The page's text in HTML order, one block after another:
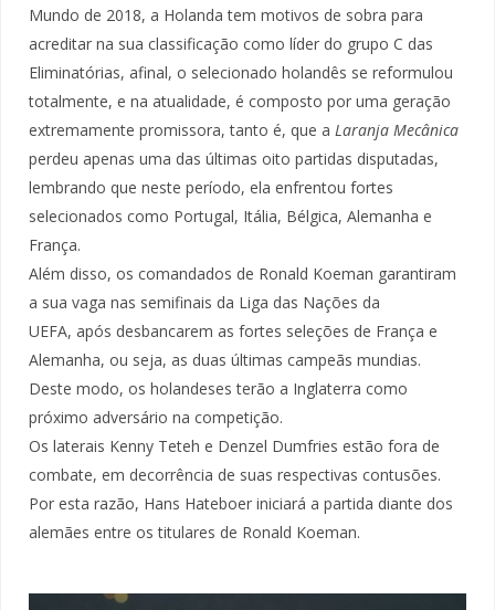
Mundo de 2018, a Holanda tem motivos de sobra para
acreditar na sua classificação como líder do grupo C das
Eliminatórias, afinal, o selecionado holandês se reformulou
totalmente, e na atualidade, é composto por uma geração
extremamente promissora, tanto é, que a Laranja Mecânica
perdeu apenas uma das últimas oito partidas disputadas,
lembrando que neste período, ela enfrentou fortes
selecionados como Portugal, Itália, Bélgica, Alemanha e
França.
Além disso, os comandados de Ronald Koeman garantiram
a sua vaga nas semifinais da Liga das Nações da
UEFA, após desbancarem as fortes seleções de França e
Alemanha, ou seja, as duas últimas campeãs mundias.
Deste modo, os holandeses terão a Inglaterra como
próximo adversário na competição.
Os laterais Kenny Teteh e Denzel Dumfries estão fora de
combate, em decorrência de suas respectivas contusões.
Por esta razão, Hans Hateboer iniciará a partida diante dos
alemães entre os titulares de Ronald Koeman.